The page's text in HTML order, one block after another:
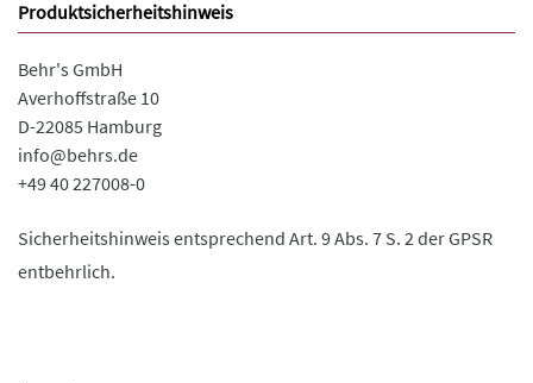
Produktsicherheitshinweis
Behr's GmbH
Averhoffstraße 10
D-22085 Hamburg
info@behrs.de
+49 40 227008-0
Sicherheitshinweis entsprechend Art. 9 Abs. 7 S. 2 der GPSR
entbehrlich.